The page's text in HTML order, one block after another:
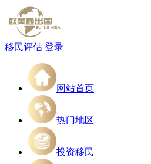
移民评估 登录
网站首页
热门地区
投资移民